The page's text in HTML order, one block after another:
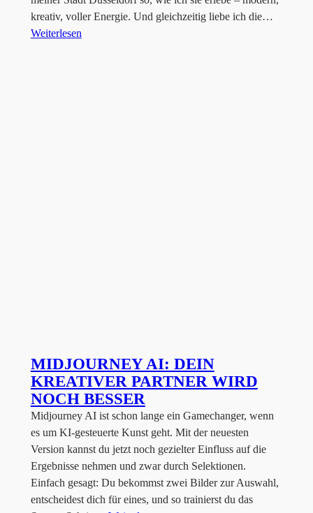
kreativ, voller Energie. Und gleichzeitig liebe ich die…
Weiterlesen
MIDJOURNEY AI: DEIN
KREATIVER PARTNER WIRD
NOCH BESSER
Midjourney AI ist schon lange ein Gamechanger, wenn
es um KI-gesteuerte Kunst geht. Mit der neuesten
Version kannst du jetzt noch gezielter Einfluss auf die
Ergebnisse nehmen und zwar durch Selektionen.
Einfach gesagt: Du bekommst zwei Bilder zur Auswahl,
entscheidest dich für eines, und so trainierst du das